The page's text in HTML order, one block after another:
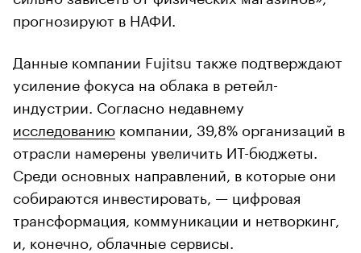
прогнозируют в НАФИ.
Данные компании Fujitsu также подтверждают
усиление фокуса на облака в ретейл-
индустрии. Согласно недавнему
исследованию компании, 39,8% организаций в
отрасли намерены увеличить ИТ-бюджеты.
Среди основных направлений, в которые они
собираются инвестировать, — цифровая
трансформация, коммуникации и нетворкинг,
и, конечно, облачные сервисы.